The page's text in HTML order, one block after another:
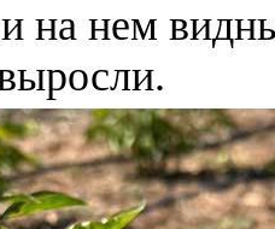
на нем